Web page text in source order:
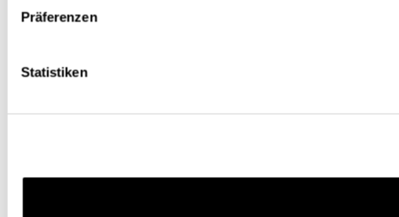
Präferenzen
Statistiken